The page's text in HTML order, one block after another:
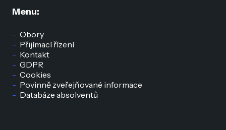
Menu:
Obory
Přijímací řízení
Kontakt
GDPR
Cookies
Povinně zveřejňované informace
Databáze absolventů